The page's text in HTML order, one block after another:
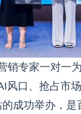
销专家一对一
风口、抢占市
成功举办，